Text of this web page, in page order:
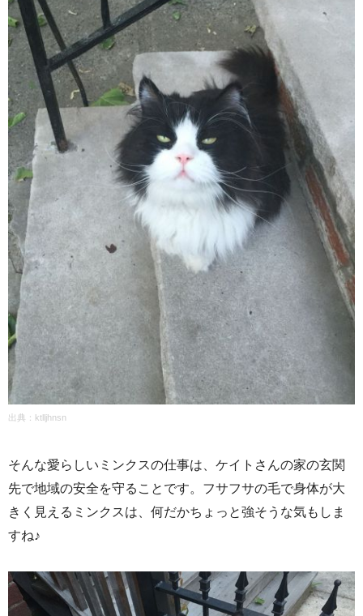
出典：ktlljhnsn
そんな愛らしいミンクスの仕事は、ケイトさんの家の玄関
先で地域の安全を守ることです。フサフサの毛で身体が大
きく見えるミンクスは、何だかちょっと強そうな気もしま
すね♪